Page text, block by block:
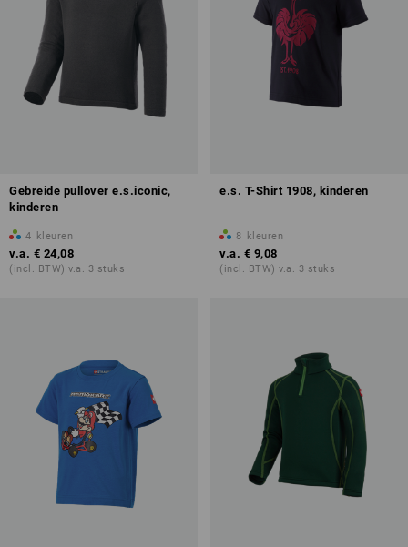
Gebreide pullover e.s.iconic,
kinderen
4 kleuren
v.a. € 24,08
(incl. BTW) v.a. 3 stuks
e.s. T-Shirt 1908, kinderen
8 kleuren
v.a. € 9,08
(incl. BTW) v.a. 3 stuks